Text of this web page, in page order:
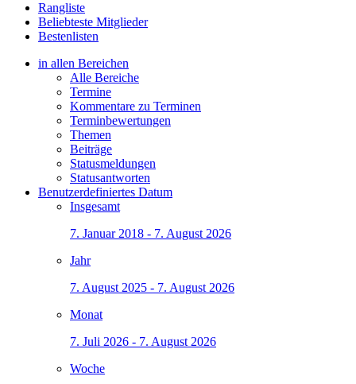
Rangliste
Beliebteste Mitglieder
Bestenlisten
in allen Bereichen
Alle Bereiche
Termine
Kommentare zu Terminen
Terminbewertungen
Themen
Beiträge
Statusmeldungen
Statusantworten
Benutzerdefiniertes Datum
Insgesamt
7. Januar 2018 - 7. August 2026
Jahr
7. August 2025 - 7. August 2026
Monat
7. Juli 2026 - 7. August 2026
Woche